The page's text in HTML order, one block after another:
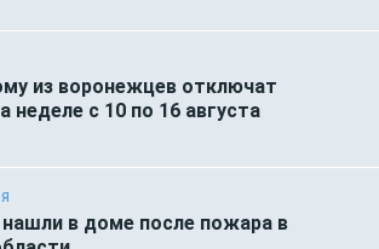
из воронежцев отключат
неделе с 10 по 16 августа
в доме после пожара в